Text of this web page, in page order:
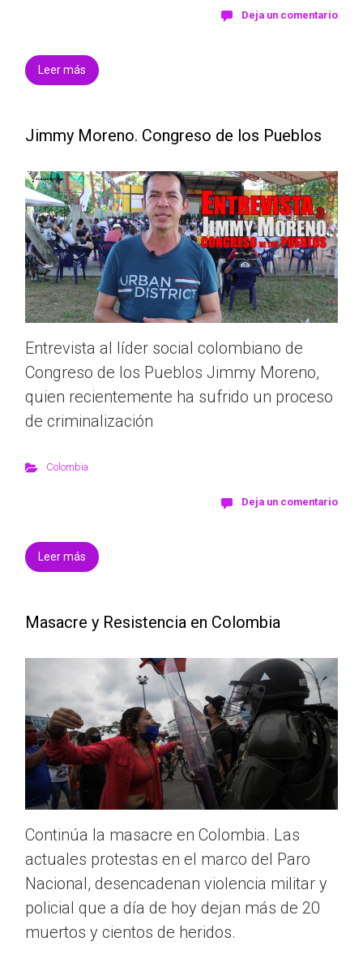
Deja un comentario
Leer más
Jimmy Moreno. Congreso de los Pueblos
Entrevista al líder social colombiano de
Congreso de los Pueblos Jimmy Moreno,
quien recientemente ha sufrido un proceso
de criminalización
Colombia
Deja un comentario
Leer más
Masacre y Resistencia en Colombia
Continúa la masacre en Colombia. Las
actuales protestas en el marco del Paro
Nacional, desencadenan violencia militar y
policial que a día de hoy dejan más de 20
muertos y cientos de heridos.